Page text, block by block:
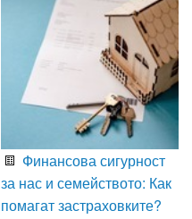
Финансова сигурност
за нас и семейството: Как
помагат застраховките?